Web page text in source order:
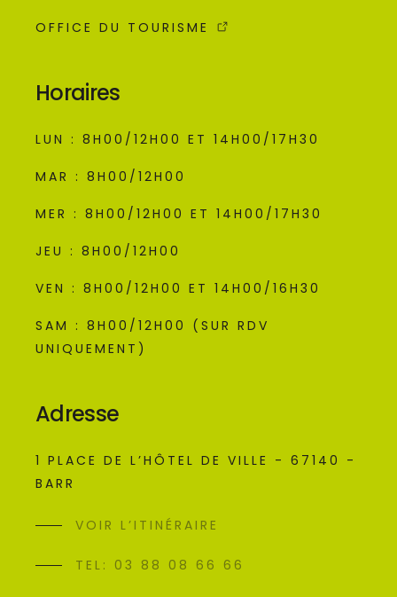
OFFICE DU TOURISME
Horaires
LUN : 8H00/12H00 ET 14H00/17H30
MAR : 8H00/12H00
MER : 8H00/12H00 ET 14H00/17H30
JEU : 8H00/12H00
VEN : 8H00/12H00 ET 14H00/16H30
SAM : 8H00/12H00 (SUR RDV
UNIQUEMENT)
Adresse
1 PLACE DE L’HÔTEL DE VILLE - 67140 -
BARR
VOIR L’ITINÉRAIRE
TEL: 03 88 08 66 66